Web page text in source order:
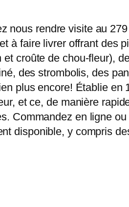
nous rendre visite au
à faire livrer offrant des
croûte de chou-fleur),
des strombolis, des
plus encore! Établie
et ce, de manière
Commandez en ligne
disponible, y compris